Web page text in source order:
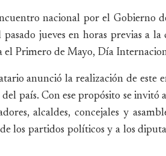
nacional por el Gobierno
jueves en horas previas a
Primero de Mayo, Día
anunció la realización de este
país. Con ese propósito se invitó
alcaldes, concejales y
los partidos políticos y a los